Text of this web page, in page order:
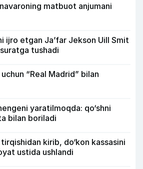
matbuot anjumani
ijro etgan Ja’far Jekson Uill Smit
tushadi
“Real Madrid” bilan
yaratilmoqda: qo‘shni
bilan boriladi
kirib, do‘kon kassasini
ustida ushlandi